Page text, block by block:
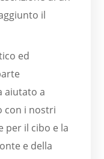
il
ed
aiutato a
con i nostri
per il cibo e la
e della